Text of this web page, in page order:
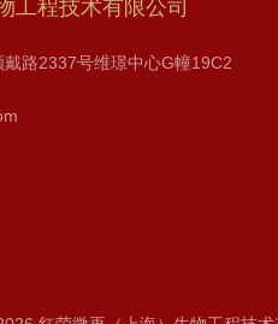
工程技术有限公司
路2337号维璟中心G幢19C2